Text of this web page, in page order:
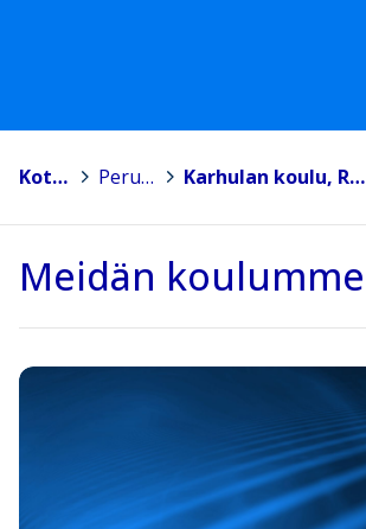
Kotka Peruskoulut Karhulan koulu, Rauhalan toimipiste
Meidän koulumme